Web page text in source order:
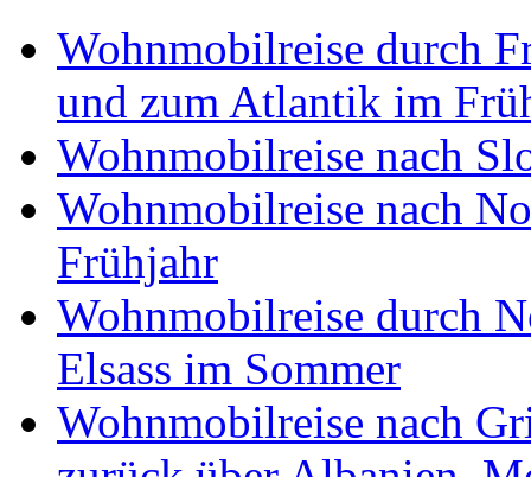
Wohnmobilreise durch
und zum Atlantik im
Wohnmobilreise nach
Wohnmobilreise nach
Frühjahr
Wohnmobilreise durch
Elsass im Sommer
Wohnmobilreise nach